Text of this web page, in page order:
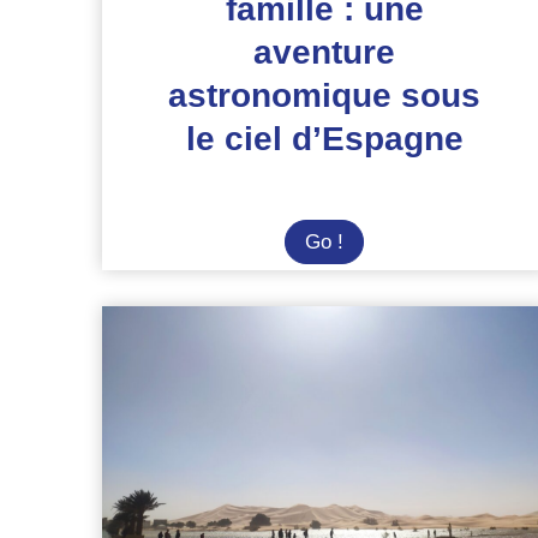
famille : une
aventure
astronomique sous
le ciel d’Espagne
Go ! Éclipse
2026
le